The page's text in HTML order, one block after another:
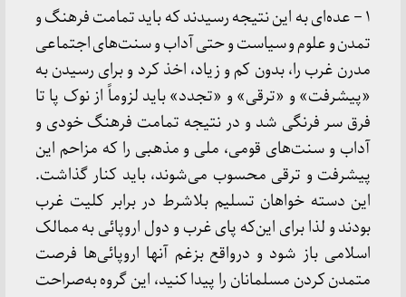
۱ – عده‌ای به این نتیجه رسیدند که باید تمامت فرهنگ و
تمدن و علوم و سیاست و حتی آداب و سنت‌های اجتماعی
مدرن غرب را، بدون کم و زیاد، اخذ کرد و برای رسیدن به
«پیشرفت» و «ترقی» و «تجدد» باید لزوماً از نوک پا تا
فرق سر فرنگی شد و در نتیجه تمامت فرهنگ خودی و
آداب و سنت‌های قومی، ملی و مذهبی را که مزاحم این
پیشرفت و ترقی محسوب می‌شوند، باید کنار گذاشت.
این دسته خواهان تسلیم بلاشرط در برابر کلیت غرب
بودند و لذا برای این‌که پای غرب و دول اروپائی به ممالک
اسلامی باز شود و درواقع بزغم آنها اروپائی‌ها فرصت
متمدن کردن مسلمانان را پیدا کنید، این گروه به‌صراحت